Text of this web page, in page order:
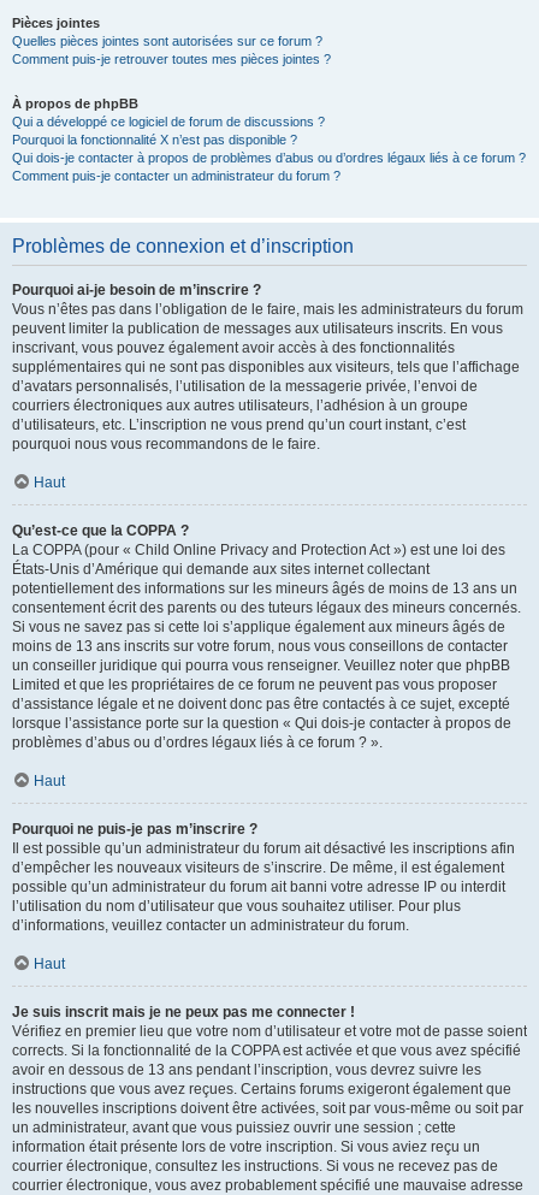
Pièces jointes
Quelles pièces jointes sont autorisées sur ce forum ?
Comment puis-je retrouver toutes mes pièces jointes ?
À propos de phpBB
Qui a développé ce logiciel de forum de discussions ?
Pourquoi la fonctionnalité X n’est pas disponible ?
Qui dois-je contacter à propos de problèmes d’abus ou d’ordres légaux liés à ce forum ?
Comment puis-je contacter un administrateur du forum ?
Problèmes de connexion et d’inscription
Pourquoi ai-je besoin de m’inscrire ?
Vous n’êtes pas dans l’obligation de le faire, mais les administrateurs du forum
peuvent limiter la publication de messages aux utilisateurs inscrits. En vous
inscrivant, vous pouvez également avoir accès à des fonctionnalités
supplémentaires qui ne sont pas disponibles aux visiteurs, tels que l’affichage
d’avatars personnalisés, l’utilisation de la messagerie privée, l’envoi de
courriers électroniques aux autres utilisateurs, l’adhésion à un groupe
d’utilisateurs, etc. L’inscription ne vous prend qu’un court instant, c’est
pourquoi nous vous recommandons de le faire.
Haut
Qu’est-ce que la COPPA ?
La COPPA (pour « Child Online Privacy and Protection Act ») est une loi des
États-Unis d’Amérique qui demande aux sites internet collectant
potentiellement des informations sur les mineurs âgés de moins de 13 ans un
consentement écrit des parents ou des tuteurs légaux des mineurs concernés.
Si vous ne savez pas si cette loi s’applique également aux mineurs âgés de
moins de 13 ans inscrits sur votre forum, nous vous conseillons de contacter
un conseiller juridique qui pourra vous renseigner. Veuillez noter que phpBB
Limited et que les propriétaires de ce forum ne peuvent pas vous proposer
d’assistance légale et ne doivent donc pas être contactés à ce sujet, excepté
lorsque l’assistance porte sur la question « Qui dois-je contacter à propos de
problèmes d’abus ou d’ordres légaux liés à ce forum ? ».
Haut
Pourquoi ne puis-je pas m’inscrire ?
Il est possible qu’un administrateur du forum ait désactivé les inscriptions afin
d’empêcher les nouveaux visiteurs de s’inscrire. De même, il est également
possible qu’un administrateur du forum ait banni votre adresse IP ou interdit
l’utilisation du nom d’utilisateur que vous souhaitez utiliser. Pour plus
d’informations, veuillez contacter un administrateur du forum.
Haut
Je suis inscrit mais je ne peux pas me connecter !
Vérifiez en premier lieu que votre nom d’utilisateur et votre mot de passe soient
corrects. Si la fonctionnalité de la COPPA est activée et que vous avez spécifié
avoir en dessous de 13 ans pendant l’inscription, vous devrez suivre les
instructions que vous avez reçues. Certains forums exigeront également que
les nouvelles inscriptions doivent être activées, soit par vous-même ou soit par
un administrateur, avant que vous puissiez ouvrir une session ; cette
information était présente lors de votre inscription. Si vous aviez reçu un
courrier électronique, consultez les instructions. Si vous ne recevez pas de
courrier électronique, vous avez probablement spécifié une mauvaise adresse